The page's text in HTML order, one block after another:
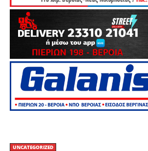
UNCATEGORIZED